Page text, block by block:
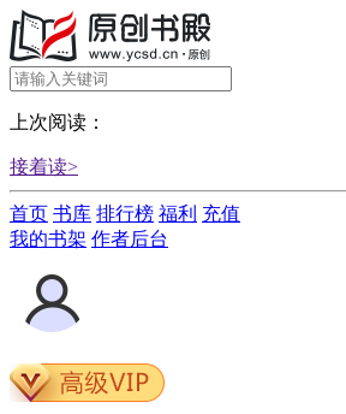
上次阅读：
接着读>
首页 书库 排行榜 福利 充值
我的书架 作者后台